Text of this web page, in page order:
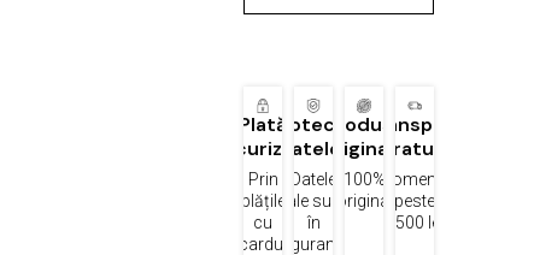
Plată
securizată
Prin
plățile
cu
cardul
Protecția
datelor
Datele
tale sunt
în
siguranță
Produse
originale
100%
original
Transport
gratuit
Comenzi
peste
1500 lei